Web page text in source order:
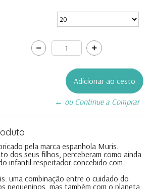
← ou Continue a Comprar
pela marca espanhola Muris.
dos seus filhos, perceberam como ainda
infantil respeitador concebido com
uma combinação entre o cuidado do
pequeninos, mas também com o planeta.